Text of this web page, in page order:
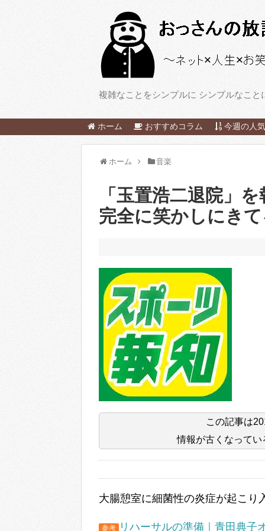
複雑なことをシンプルに シンプルなこと
ホーム おすすめコラム 今週の人
ホーム 音楽
「玉置浩二退院」
完全に笑かしにき
この記事は
情報が古くなって
大腸憩室に細菌性の炎症が起こり
参考 リハーサルの準備｜青田典子